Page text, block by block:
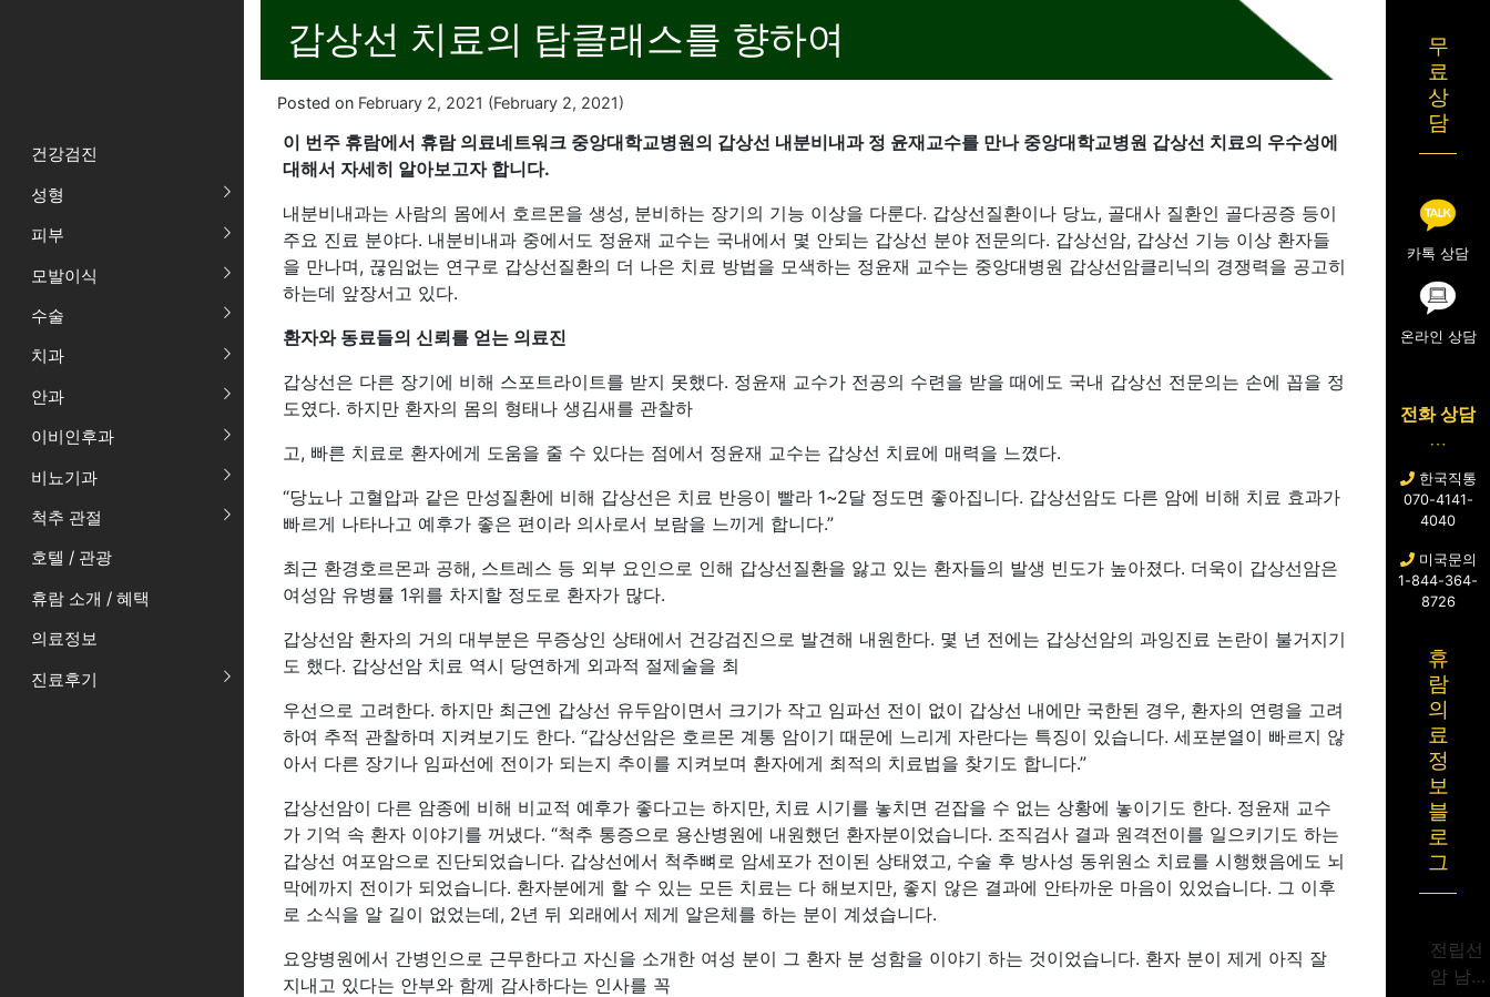
건강검진
성형
피부
모발이식
수술
치과
안과
이비인후과
비뇨기과
척추 관절
호텔 / 관광
휴람 소개 / 혜택
의료정보
진료후기
갑상선 치료의 탑클래스를 향하여
Posted on February 2, 2021 (February 2, 2021)
이 번주 휴람에서 휴람 의료네트워크 중앙대학교병원의 갑상선 내분비내과 정 윤재교수를 만나 중앙대학교병원 갑상선 치료의 우수성에
대해서 자세히 알아보고자 합니다.
내분비내과는 사람의 몸에서 호르몬을 생성, 분비하는 장기의 기능 이상을 다룬다. 갑상선질환이나 당뇨, 골대사 질환인 골다공증 등이
주요 진료 분야다. 내분비내과 중에서도 정윤재 교수는 국내에서 몇 안되는 갑상선 분야 전문의다. 갑상선암, 갑상선 기능 이상 환자들
을 만나며, 끊임없는 연구로 갑상선질환의 더 나은 치료 방법을 모색하는 정윤재 교수는 중앙대병원 갑상선암클리닉의 경쟁력을 공고히
하는데 앞장서고 있다.
환자와 동료들의 신뢰를 얻는 의료진
갑상선은 다른 장기에 비해 스포트라이트를 받지 못했다. 정윤재 교수가 전공의 수련을 받을 때에도 국내 갑상선 전문의는 손에 꼽을 정
도였다. 하지만 환자의 몸의 형태나 생김새를 관찰하
고, 빠른 치료로 환자에게 도움을 줄 수 있다는 점에서 정윤재 교수는 갑상선 치료에 매력을 느꼈다.
“당뇨나 고혈압과 같은 만성질환에 비해 갑상선은 치료 반응이 빨라 1~2달 정도면 좋아집니다. 갑상선암도 다른 암에 비해 치료 효과가
빠르게 나타나고 예후가 좋은 편이라 의사로서 보람을 느끼게 합니다.”
최근 환경호르몬과 공해, 스트레스 등 외부 요인으로 인해 갑상선질환을 앓고 있는 환자들의 발생 빈도가 높아졌다. 더욱이 갑상선암은
여성암 유병률 1위를 차지할 정도로 환자가 많다.
갑상선암 환자의 거의 대부분은 무증상인 상태에서 건강검진으로 발견해 내원한다. 몇 년 전에는 갑상선암의 과잉진료 논란이 불거지기
도 했다. 갑상선암 치료 역시 당연하게 외과적 절제술을 최
우선으로 고려한다. 하지만 최근엔 갑상선 유두암이면서 크기가 작고 임파선 전이 없이 갑상선 내에만 국한된 경우, 환자의 연령을 고려
하여 추적 관찰하며 지켜보기도 한다. “갑상선암은 호르몬 계통 암이기 때문에 느리게 자란다는 특징이 있습니다. 세포분열이 빠르지 않
아서 다른 장기나 임파선에 전이가 되는지 추이를 지켜보며 환자에게 최적의 치료법을 찾기도 합니다.”
갑상선암이 다른 암종에 비해 비교적 예후가 좋다고는 하지만, 치료 시기를 놓치면 걷잡을 수 없는 상황에 놓이기도 한다. 정윤재 교수
가 기억 속 환자 이야기를 꺼냈다. “척추 통증으로 용산병원에 내원했던 환자분이었습니다. 조직검사 결과 원격전이를 일으키기도 하는
갑상선 여포암으로 진단되었습니다. 갑상선에서 척추뼈로 암세포가 전이된 상태였고, 수술 후 방사성 동위원소 치료를 시행했음에도 뇌
막에까지 전이가 되었습니다. 환자분에게 할 수 있는 모든 치료는 다 해보지만, 좋지 않은 결과에 안타까운 마음이 있었습니다. 그 이후
로 소식을 알 길이 없었는데, 2년 뒤 외래에서 제게 알은체를 하는 분이 계셨습니다.
요양병원에서 간병인으로 근무한다고 자신을 소개한 여성 분이 그 환자 분 성함을 이야기 하는 것이었습니다. 환자 분이 제게 아직 잘
지내고 있다는 안부와 함께 감사하다는 인사를 꼭
무
료
상
담
카톡 상담
온라인 상담
전화 상담
한국직통
070-4141-
4040
미국문의
1-844-364-
8726
휴
람
의
료
정
보
블
로
그
전립선
암 남성